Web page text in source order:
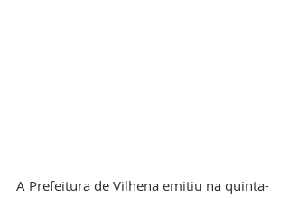
A Prefeitura de Vilhena emitiu na quinta-